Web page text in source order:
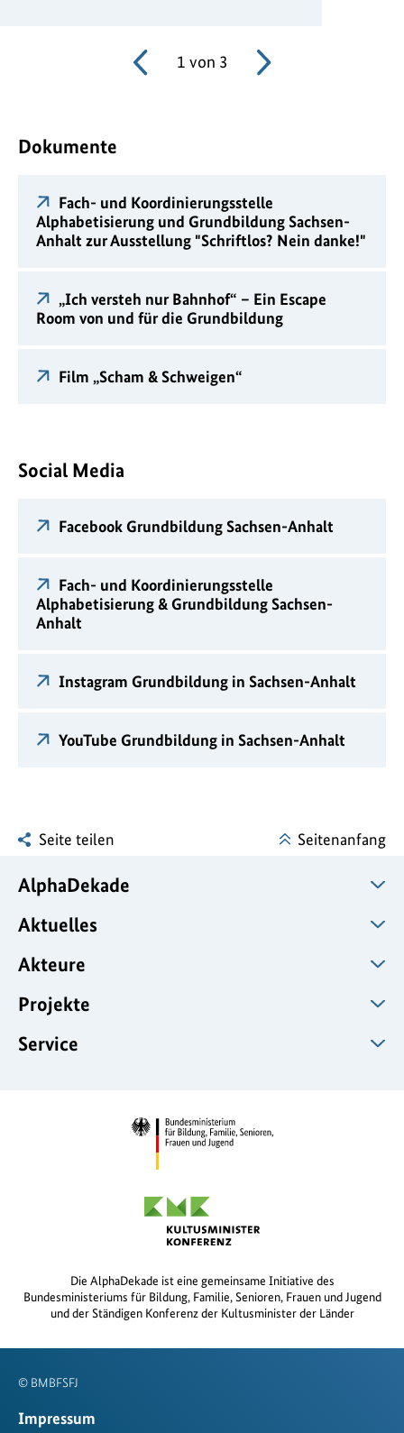
1 von 3
Dokumente
Fach- und Koordinierungsstelle
Alphabetisierung und Grundbildung Sachsen-
Anhalt zur Ausstellung "Schriftlos? Nein danke!"
„Ich versteh nur Bahnhof“ – Ein Escape
Room von und für die Grundbildung
Film „Scham & Schweigen“
Social Media
Facebook Grundbildung Sachsen-Anhalt
Fach- und Koordinierungsstelle
Alphabetisierung & Grundbildung Sachsen-
Anhalt
Instagram Grundbildung in Sachsen-Anhalt
YouTube Grundbildung in Sachsen-Anhalt
Seite teilen Seitenanfang
AlphaDekade
Aktuelles
Akteure
Projekte
Service
Die AlphaDekade ist eine gemeinsame Initiative des
Bundesministeriums für Bildung, Familie, Senioren, Frauen und Jugend
und der Ständigen Konferenz der Kultusminister der Länder
© BMBFSFJ
Impressum